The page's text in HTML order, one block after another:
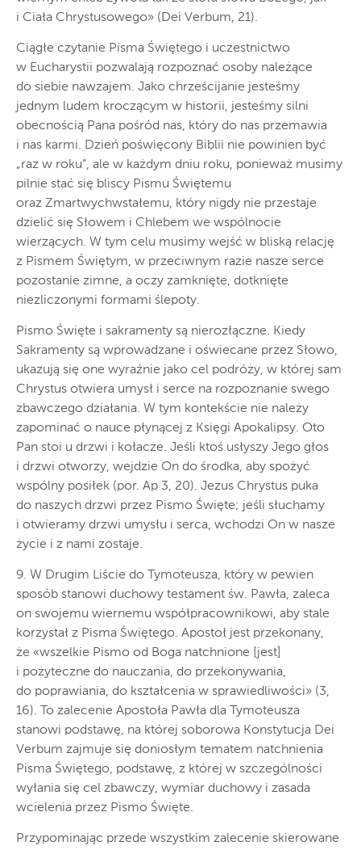
i Ciała Chrystusowego» (Dei Verbum, 21).
Ciągłe czytanie Pisma Świętego i uczestnictwo
w Eucharystii pozwalają rozpoznać osoby należące
do siebie nawzajem. Jako chrześcijanie jesteśmy
jednym ludem kroczącym w historii, jesteśmy silni
obecnością Pana pośród nas, który do nas przemawia
i nas karmi. Dzień poświęcony Biblii nie powinien być
„raz w roku”, ale w każdym dniu roku, ponieważ musimy
pilnie stać się bliscy Pismu Świętemu
oraz Zmartwychwstałemu, który nigdy nie przestaje
dzielić się Słowem i Chlebem we wspólnocie
wierzących. W tym celu musimy wejść w bliską relację
z Pismem Świętym, w przeciwnym razie nasze serce
pozostanie zimne, a oczy zamknięte, dotknięte
niezliczonymi formami ślepoty.
Pismo Święte i sakramenty są nierozłączne. Kiedy
Sakramenty są wprowadzane i oświecane przez Słowo,
ukazują się one wyraźnie jako cel podróży, w której sam
Chrystus otwiera umysł i serce na rozpoznanie swego
zbawczego działania. W tym kontekście nie należy
zapominać o nauce płynącej z Księgi Apokalipsy. Oto
Pan stoi u drzwi i kołacze. Jeśli ktoś usłyszy Jego głos
i drzwi otworzy, wejdzie On do środka, aby spożyć
wspólny posiłek (por. Ap 3, 20). Jezus Chrystus puka
do naszych drzwi przez Pismo Święte; jeśli słuchamy
i otwieramy drzwi umysłu i serca, wchodzi On w nasze
życie i z nami zostaje.
9. W Drugim Liście do Tymoteusza, który w pewien
sposób stanowi duchowy testament św. Pawła, zaleca
on swojemu wiernemu współpracownikowi, aby stale
korzystał z Pisma Świętego. Apostoł jest przekonany,
że «wszelkie Pismo od Boga natchnione [jest]
i pożyteczne do nauczania, do przekonywania,
do poprawiania, do kształcenia w sprawiedliwości» (3,
16). To zalecenie Apostoła Pawła dla Tymoteusza
stanowi podstawę, na której soborowa Konstytucja Dei
Verbum zajmuje się doniosłym tematem natchnienia
Pisma Świętego, podstawę, z której w szczególności
wyłania się cel zbawczy, wymiar duchowy i zasada
wcielenia przez Pismo Święte.
Przypominając przede wszystkim zalecenie skierowane